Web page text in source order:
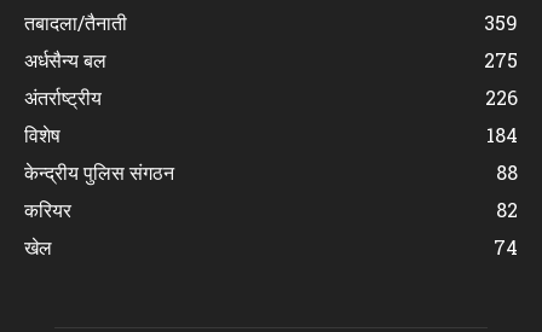
तबादला/तैनाती
359
अर्धसैन्य बल
275
अंतर्राष्ट्रीय
226
विशेष
184
केन्द्रीय पुलिस संगठन
88
करियर
82
खेल
74